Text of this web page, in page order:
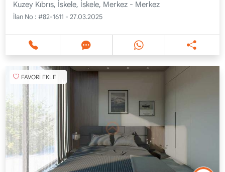
Kuzey Kıbrıs, İskele, İskele, Merkez - Merkez
İlan No : #82-1611 - 27.03.2025
FAVORİ EKLE